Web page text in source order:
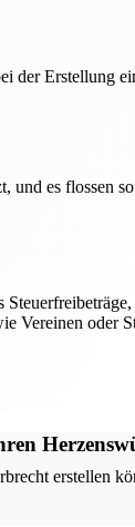
der Erstellung
und es flossen
Vereinen oder
erstellen